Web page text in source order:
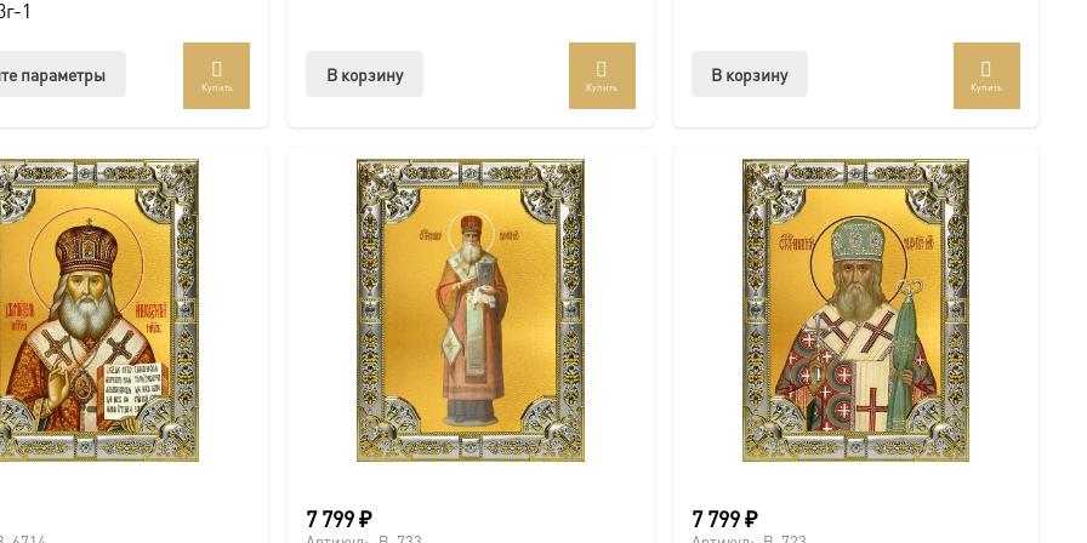
1
параметры
вариаций.
Опции
можно
выбрать
на
странице
товара.
Купить
В корзину
Купить
В корзину
Купить
7 799₽ 7 799₽